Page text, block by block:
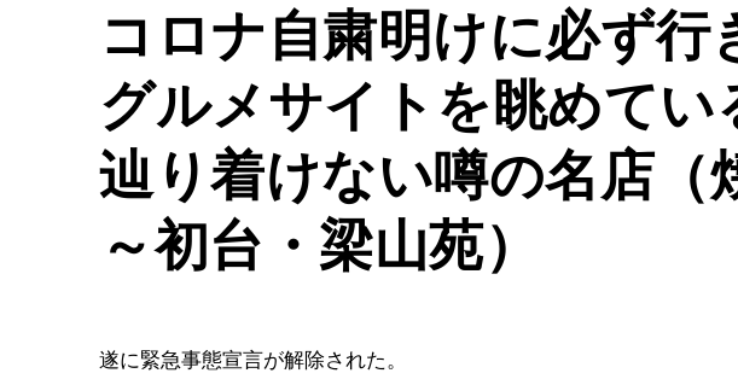
コロナ自粛明けに必ず
グルメサイトを眺めてい
辿り着けない噂の名店（
～初台・梁山苑）
遂に緊急事態宣言が解除された。